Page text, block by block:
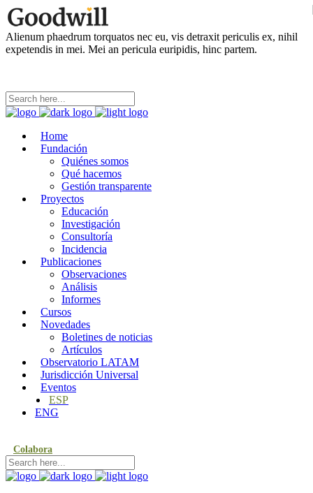
Alienum phaedrum torquatos nec eu, vis detraxit periculis ex, nihil
expetendis in mei. Mei an pericula euripidis, hinc partem.
Home
Fundación
Quiénes somos
Qué hacemos
Gestión transparente
Proyectos
Educación
Investigación
Consultoría
Incidencia
Publicaciones
Observaciones
Análisis
Informes
Cursos
Novedades
Boletines de noticias
Artículos
Observatorio LATAM
Jurisdicción Universal
Eventos
ESP
ENG
Colabora